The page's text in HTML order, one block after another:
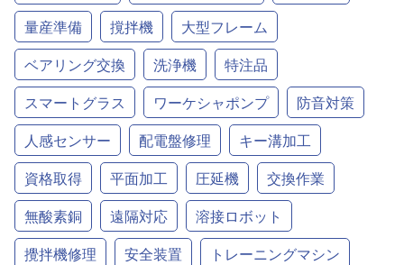
量産準備
撹拌機
大型フレーム
ベアリング交換
洗浄機
特注品
スマートグラス
ワーケシャポンプ
防音対策
人感センサー
配電盤修理
キー溝加工
資格取得
平面加工 圧延機
交換作業
無酸素銅
遠隔対応
溶接ロボット
攪拌機修理
安全装置
トレーニングマシン